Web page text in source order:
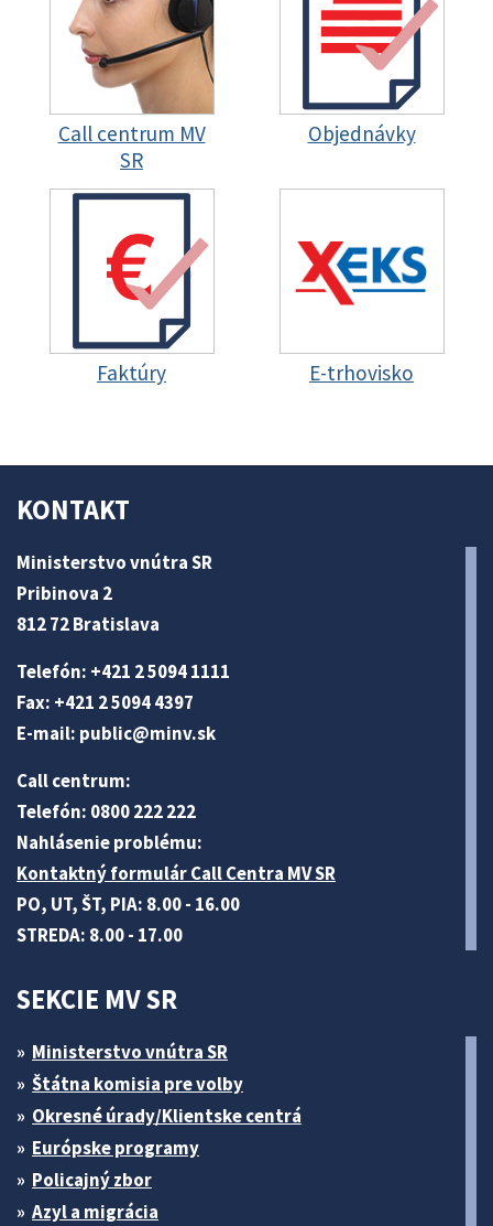
Call centrum MV
SR
Objednávky
Faktúry E-trhovisko
KONTAKT
Ministerstvo vnútra SR
Pribinova 2
812 72 Bratislava
Telefón: +421 2 5094 1111
Fax: +421 2 5094 4397
E-mail: public@minv.sk
Call centrum:
Telefón: 0800 222 222
Nahlásenie problému:
Kontaktný formulár Call Centra MV SR
PO, UT, ŠT, PIA: 8.00 - 16.00
STREDA: 8.00 - 17.00
SEKCIE MV SR
Ministerstvo vnútra SR
Štátna komisia pre volby
Okresné úrady/Klientske centrá
Európske programy
Policajný zbor
Azyl a migrácia